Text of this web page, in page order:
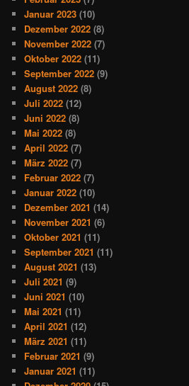
Januar 2023 (10)
Dezember 2022 (8)
November 2022 (7)
Oktober 2022 (11)
September 2022 (9)
August 2022 (8)
Juli 2022 (12)
Juni 2022 (8)
Mai 2022 (8)
April 2022 (7)
März 2022 (7)
Februar 2022 (7)
Januar 2022 (10)
Dezember 2021 (14)
November 2021 (6)
Oktober 2021 (11)
September 2021 (11)
August 2021 (13)
Juli 2021 (9)
Juni 2021 (10)
Mai 2021 (11)
April 2021 (12)
März 2021 (11)
Februar 2021 (9)
Januar 2021 (11)